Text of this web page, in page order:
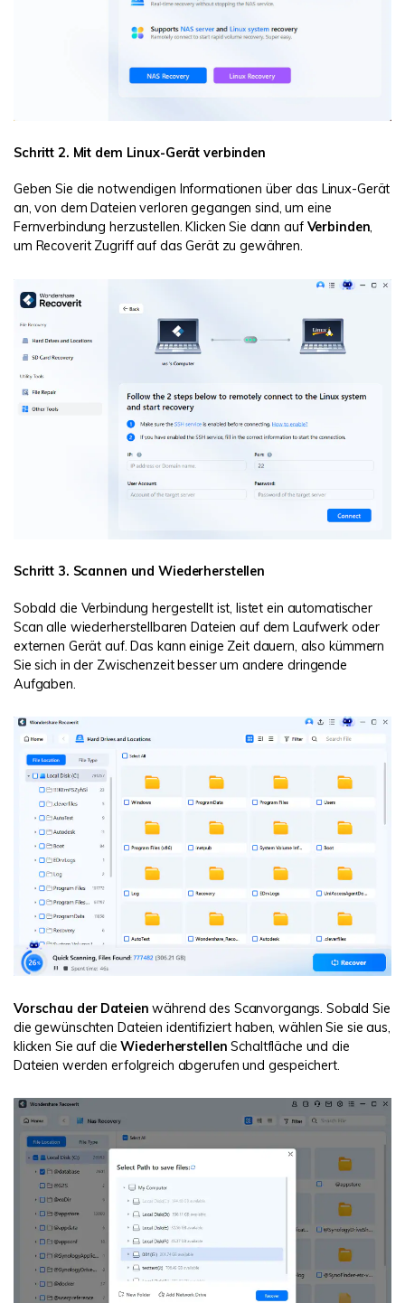
Schritt 2. Mit dem Linux-Gerät verbinden
Geben Sie die notwendigen Informationen über das Linux-Gerät
an, von dem Dateien verloren gegangen sind, um eine
Fernverbindung herzustellen. Klicken Sie dann auf Verbinden,
um Recoverit Zugriff auf das Gerät zu gewähren.
Schritt 3. Scannen und Wiederherstellen
Sobald die Verbindung hergestellt ist, listet ein automatischer
Scan alle wiederherstellbaren Dateien auf dem Laufwerk oder
externen Gerät auf. Das kann einige Zeit dauern, also kümmern
Sie sich in der Zwischenzeit besser um andere dringende
Aufgaben.
Vorschau der Dateien während des Scanvorgangs. Sobald Sie
die gewünschten Dateien identifiziert haben, wählen Sie sie aus,
klicken Sie auf dieWiederherstellen Schaltfläche und die
Dateien werden erfolgreich abgerufen und gespeichert.